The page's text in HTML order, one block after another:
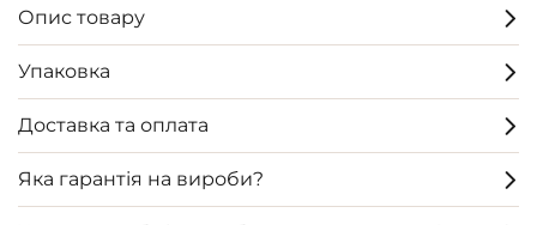
Опис товару
Упаковка
Доставка та оплата
Яка гарантія на вироби?